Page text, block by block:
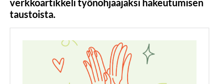
taustoista.